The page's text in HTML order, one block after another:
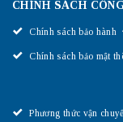
CHÍNH SÁCH
Chính sách bảo hành
Chính sách bảo mật
Phương thức vận